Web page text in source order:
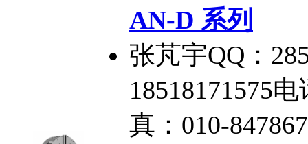
AN-D 系列
张芃宇QQ：
18518171575
真：010-